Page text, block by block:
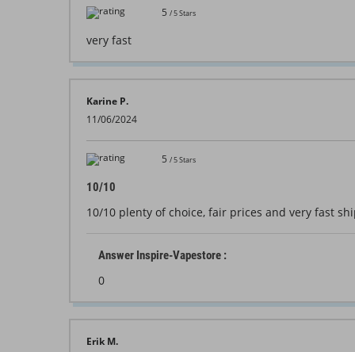
5 /5Stars
very fast
Karine P.
11/06/2024
5 /5Stars
10/10
10/10 plenty of choice, fair prices and very fast
Answer Inspire-Vapestore :
0
Erik M.